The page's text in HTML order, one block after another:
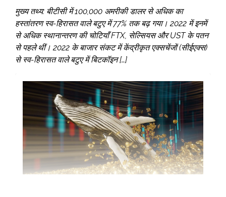
मुख्य तथ्य: बीटीसी में 100,000 अमरीकी डालर से अधिक का
हस्तांतरण स्व-हिरासत वाले बटुए में 77% तक बढ़ गया। 2022 में इनमें
से अधिक स्थानान्तरण की चोटियाँ FTX, सेल्सियस और UST के पतन
से पहले थीं। 2022 के बाजार संकट में केंद्रीकृत एक्सचेंजों (सीईएक्स)
से स्व-हिरासत वाले बटुए में बिटकॉइन […]